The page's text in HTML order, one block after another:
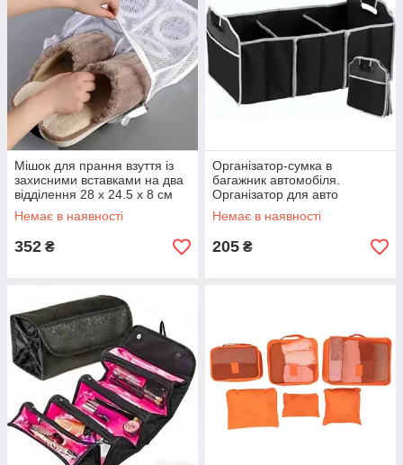
Мішок для прання взуття із
захисними вставками на два
відділення 28 х 24.5 х 8 см
LP-70
Немає в наявності
352 ₴
Організатор-сумка в
багажник автомобіля.
Організатор для авто
Supretto HD-23
Немає в наявності
205 ₴